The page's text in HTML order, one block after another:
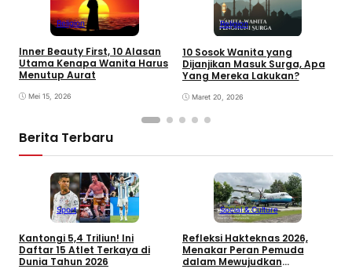
Religion
Inner Beauty First, 10 Alasan
Utama Kenapa Wanita Harus
Menutup Aurat
Mei 15, 2026
Religion
10 Sosok Wanita yang
Dijanjikan Masuk Surga, Apa
Yang Mereka Lakukan?
Maret 20, 2026
Berita Terbaru
Sport
Kantongi 5,4 Triliun! Ini
Daftar 15 Atlet Terkaya di
Dunia Tahun 2026
Social & Culture
Refleksi Hakteknas 2026,
Menakar Peran Pemuda
dalam Mewujudkan